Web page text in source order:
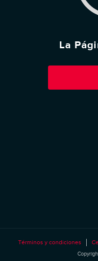
La
Términos y condiciones